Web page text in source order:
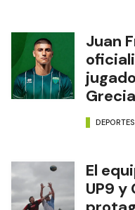
Juan
Grecia
DEPORTES
El
UP9 y